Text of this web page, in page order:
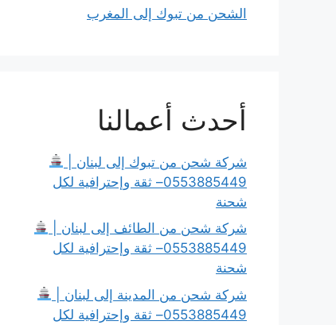
الشحن من تبوك إلى المغرب
أحدث أعمالنا
شركة شحن من تبوك إلى لبنان |
0553885449– ثقة وإحترافية لكل
شحنة
شركة شحن من الطائف إلى لبنان |
0553885449– ثقة وإحترافية لكل
شحنة
شركة شحن من المدينة إلى لبنان |
0553885449– ثقة وإحترافية لكل